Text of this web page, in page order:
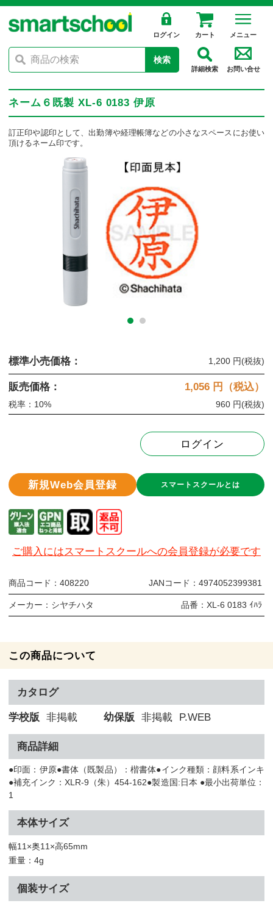
ログイン カート メニュー
検索
詳細検索 お問い合せ
ネーム６既製 XL-6 0183 伊原
訂正印や認印として、出勤簿や経理帳簿などの小さなスペースにお使い
頂けるネーム印です。
標準小売価格： 1,200 円(税抜)
販売価格： 1,056 円（税込）
税率：10% 960 円(税抜)
ログイン
新規Web会員登録 スマートスクールとは
ご購入にはスマートスクールへの会員登録が必要です
商品コード： 408220 JANコード： 4974052399381
メーカー： シヤチハタ 品番： XL-6 0183 ｲﾊﾗ
この商品について
カタログ
学校版 非掲載 幼保版 非掲載 P.WEB
商品詳細
●印面：伊原●書体（既製品）：楷書体●インク種類：顔料系インキ
●補充インク：XLR-9（朱）454-162●製造国:日本 ●最小出荷単位：
1
本体サイズ
幅11×奥11×高65mm
重量：4g
個装サイズ